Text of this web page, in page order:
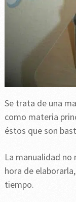
Se trata de una
como materia
éstos que son
La manualidad no
hora de
tiempo.